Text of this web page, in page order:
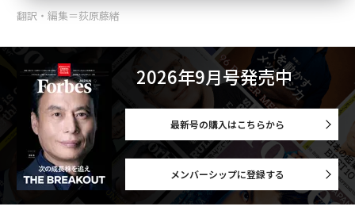
翻訳・編集＝荻原藤緒
2026年9月号発売中
最新号の購入はこちらから
メンバーシップに登録する